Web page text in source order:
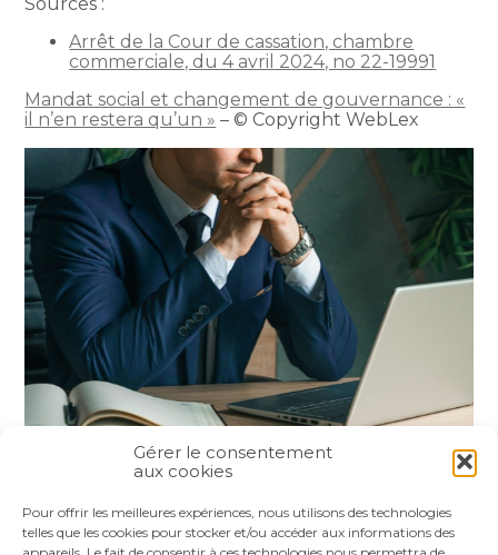
Gérer le consentement
aux cookies
Pour offrir les meilleures expériences, nous utilisons des technologies
telles que les cookies pour stocker et/ou accéder aux informations des
Arrêt de la Cour de cassation, chambre
commerciale, du 4 avril 2024, no 22-19991
Mandat social et changement de gouvernance : «
il n’en restera qu’un » – © Copyright WebLex